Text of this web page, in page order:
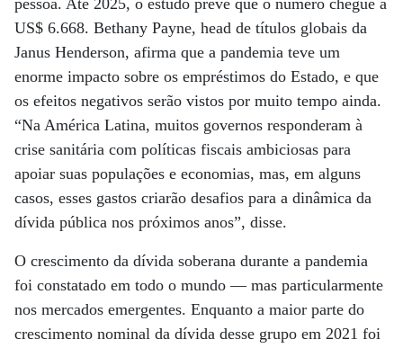
pessoa. Até 2025, o estudo prevê que o número chegue a
US$ 6.668. Bethany Payne, head de títulos globais da
Janus Henderson, afirma que a pandemia teve um
enorme impacto sobre os empréstimos do Estado, e que
os efeitos negativos serão vistos por muito tempo ainda.
“Na América Latina, muitos governos responderam à
crise sanitária com políticas fiscais ambiciosas para
apoiar suas populações e economias, mas, em alguns
casos, esses gastos criarão desafios para a dinâmica da
dívida pública nos próximos anos”, disse.
O crescimento da dívida soberana durante a pandemia
foi constatado em todo o mundo — mas particularmente
nos mercados emergentes. Enquanto a maior parte do
crescimento nominal da dívida desse grupo em 2021 foi